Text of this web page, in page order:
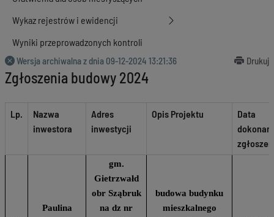
Wykaz rejestrów i ewidencji
Wyniki przeprowadzonych kontroli
Wersja archiwalna z dnia 09-12-2024 13:21:36 Drukuj
Zgłoszenia budowy 2024
Lp.
Nazwa
inwestora
Adres
inwestycji
Opis Projektu
Data
Paulina
gm.
Gietrzwałd
obr Sząbruk
na dz nr
budowa budynku
mieszkalnego